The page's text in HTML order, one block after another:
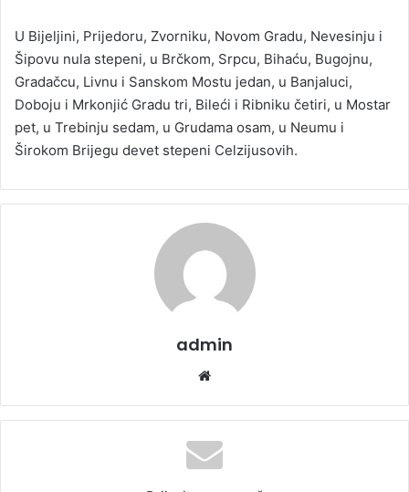
U Bijeljini, Prijedoru, Zvorniku, Novom Gradu, Nevesinju i
Šipovu nula stepeni, u Brčkom, Srpcu, Bihaću, Bugojnu,
Gradačcu, Livnu i Sanskom Mostu jedan, u Banjaluci,
Doboju i Mrkonjić Gradu tri, Bileći i Ribniku četiri, u Mostar
pet, u Trebinju sedam, u Grudama osam, u Neumu i
Širokom Brijegu devet stepeni Celzijusovih.
admin
te